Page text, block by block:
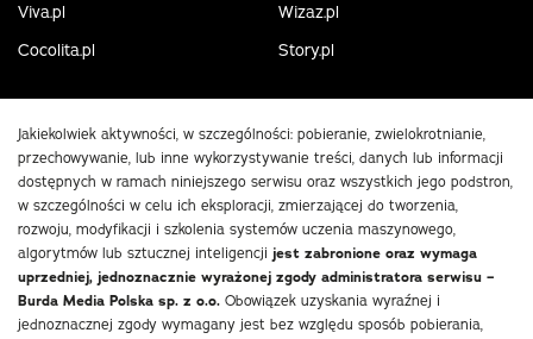
Viva.pl
Wizaz.pl
Cocolita.pl
Story.pl
Jakiekolwiek aktywności, w szczególności: pobieranie, zwielokrotnianie,
przechowywanie, lub inne wykorzystywanie treści, danych lub informacji
dostępnych w ramach niniejszego serwisu oraz wszystkich jego podstron,
w szczególności w celu ich eksploracji, zmierzającej do tworzenia,
rozwoju, modyfikacji i szkolenia systemów uczenia maszynowego,
algorytmów lub sztucznej inteligencji jest zabronione oraz wymaga
uprzedniej, jednoznacznie wyrażonej zgody administratora serwisu –
Burda Media Polska sp. z o.o. Obowiązek uzyskania wyraźnej i
jednoznacznej zgody wymagany jest bez względu sposób pobierania,